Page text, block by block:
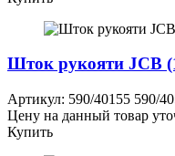
Шток рукояти JCB
Артикул: 590/40155 590/
Цену на данный товар
Купить